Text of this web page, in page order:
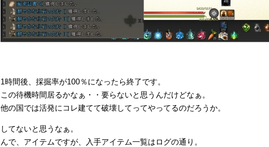
1時間後、採掘率が100％になったら終了です。
この待機時間居るかなぁ・・要らないと思うんだけどなぁ。
他の国では活発にコレ建てて破壊してってやってるのだろうか。
してないと思うなぁ。
んで、アイテムですが、入手アイテム一覧はログの通り。